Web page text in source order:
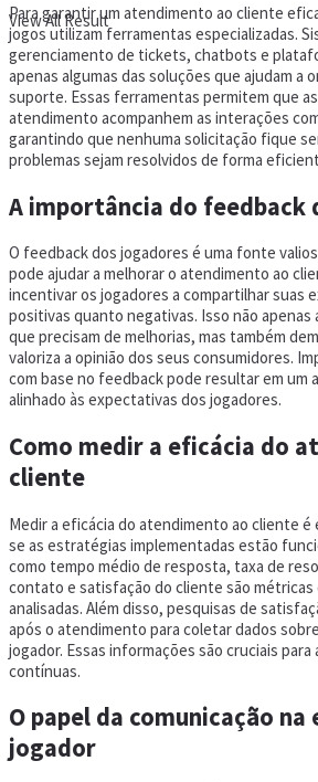
View All Result
Para garantir um atendimento ao cliente
jogos utilizam ferramentas especializadas.
gerenciamento de tickets, chatbots e
apenas algumas das soluções que ajudam a
suporte. Essas ferramentas permitem que
atendimento acompanhem as interações
garantindo que nenhuma solicitação fique
problemas sejam resolvidos de forma
A importância do feedback
O feedback dos jogadores é uma fonte
pode ajudar a melhorar o atendimento ao
incentivar os jogadores a compartilhar suas
positivas quanto negativas. Isso não apenas
que precisam de melhorias, mas também
valoriza a opinião dos seus consumidores.
com base no feedback pode resultar em um
alinhado às expectativas dos jogadores.
Como medir a eficácia do
cliente
Medir a eficácia do atendimento ao cliente
se as estratégias implementadas estão
como tempo médio de resposta, taxa de
contato e satisfação do cliente são métricas
analisadas. Além disso, pesquisas de
após o atendimento para coletar dados
jogador. Essas informações são cruciais
contínuas.
O papel da comunicação
jogador